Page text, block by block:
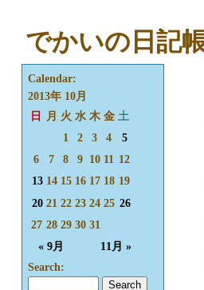
でかいの日記
Calendar:
2013年 10月
日
月 火 水 木 金 土
« 9月 11月 »
1 2 3 4
5
6
7 8 9 10 11
12
13 14 15 16 17 18 19
20 21 22 23 24 25 26
27 28 29 30 31
Search: